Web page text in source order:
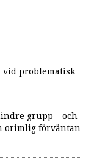
vid problematisk
grupp – och
orimlig förväntan